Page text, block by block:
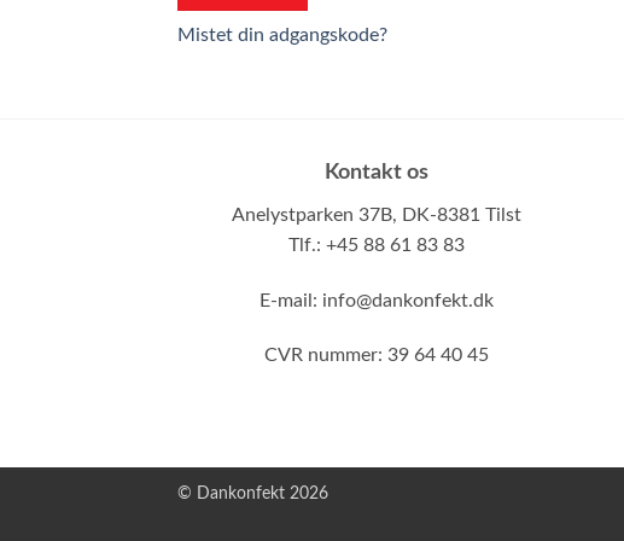
Mistet din adgangskode?
Kontakt os
Anelystparken 37B, DK-8381 Tilst
Tlf.: +45 88 61 83 83
E-mail: info@dankonfekt.dk
CVR nummer: 39 64 40 45
© Dankonfekt 2026